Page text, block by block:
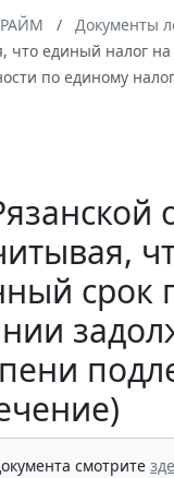
Документы
что единый налог
по единому
смотрите